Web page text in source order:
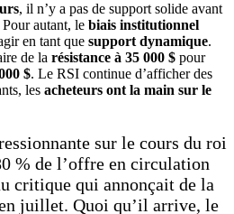
, il n’y a pas de support solide avant
Pour autant, le biais institutionnel
en tant que support dynamique.
de la résistance à 35 000 $ pour
$. Le RSI continue d’afficher des
les acheteurs ont la main sur le
sur le cours du roi
% de l’offre en circulation
critique qui annonçait de la
juillet. Quoi qu’il arrive, le